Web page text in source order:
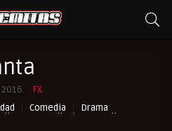
2016
FX
Comedia
Drama
org
Peliculas Castellano